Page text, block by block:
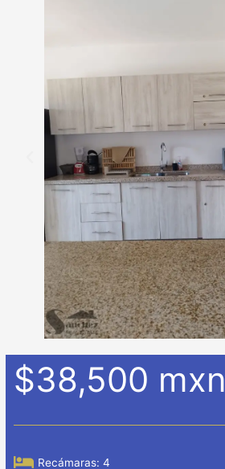
$38,500 mxn
Recámaras: 4